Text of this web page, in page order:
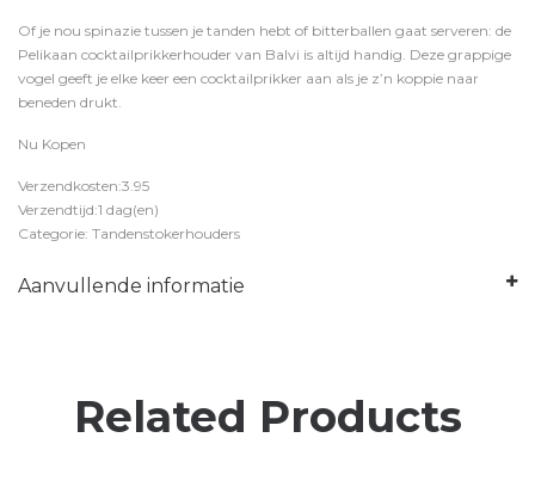
Of je nou spinazie tussen je tanden hebt of bitterballen gaat serveren: de
Pelikaan cocktailprikkerhouder van Balvi is altijd handig. Deze grappige
vogel geeft je elke keer een cocktailprikker aan als je z’n koppie naar
beneden drukt.
Nu Kopen
Verzendkosten:3.95
Verzendtijd:1 dag(en)
Categorie: Tandenstokerhouders
Aanvullende informatie
Related Products